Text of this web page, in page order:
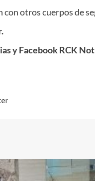
otros cuerpos de
y Facebook RCK